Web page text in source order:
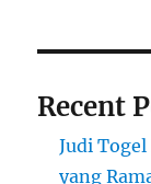
Recent
Judi
yang